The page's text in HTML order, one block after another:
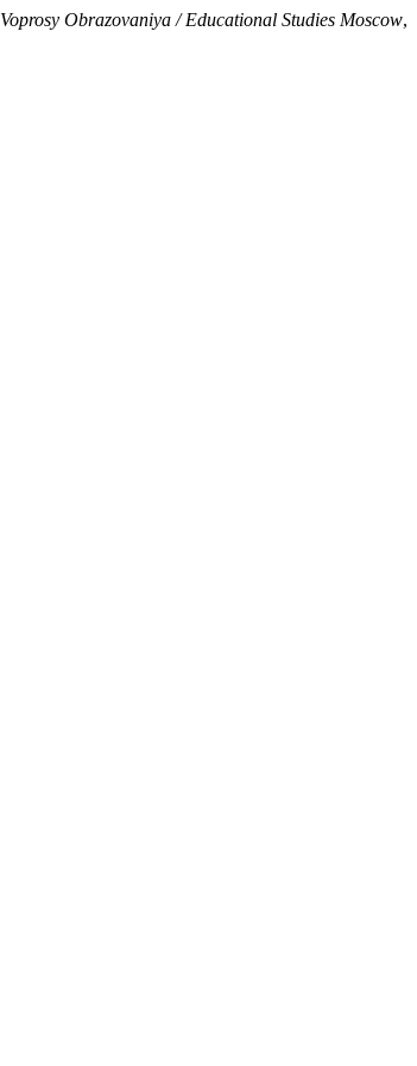
Voprosy Obrazovaniya / Educational Studies Moscow,